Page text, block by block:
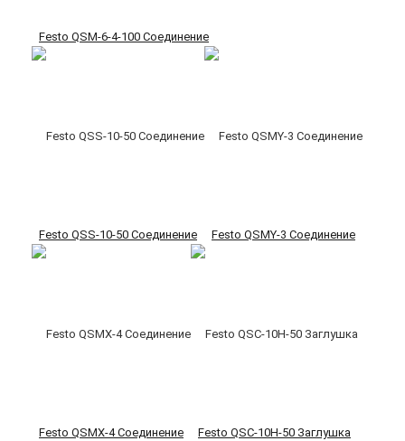
Festo QSM-6-4-100 Соединение
Festo QSS-10-50 Соединение Festo QSMY-3 Соединение
Festo QSMX-4 Соединение Festo QSC-10H-50 Заглушка